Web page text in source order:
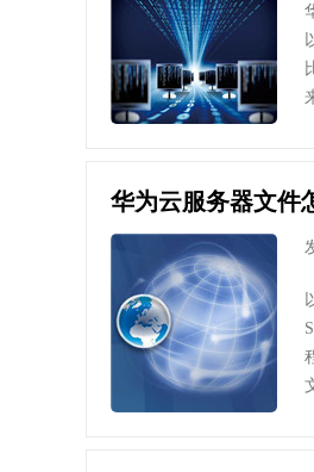
华为云服务器文件